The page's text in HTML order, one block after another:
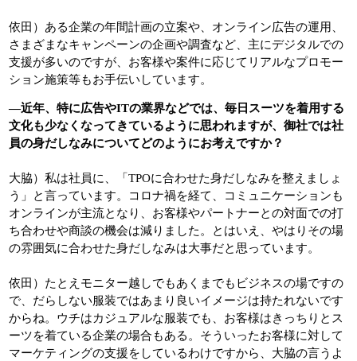
依田）ある企業の年間計画の立案や、オンライン広告の運用、
さまざまなキャンペーンの企画や調査など、主にデジタルでの
支援が多いのですが、お客様や案件に応じてリアルなプロモー
ション施策等もお手伝いしています。
―近年、特に広告やITの業界などでは、毎日スーツを着用する
文化も少なくなってきているように思われますが、御社では社
員の身だしなみについてどのようにお考えですか？
大脇）私は社員に、「TPOに合わせた身だしなみを整えましょ
う」と言っています。コロナ禍を経て、コミュニケーションも
オンラインが主流となり、お客様やパートナーとの対面での打
ち合わせや商談の機会は減りました。とはいえ、やはりその場
の雰囲気に合わせた身だしなみは大事だと思っています。
依田）たとえモニター越しでもあくまでもビジネスの場ですの
で、だらしない服装ではあまり良いイメージは持たれないです
からね。ウチはカジュアルな服装でも、お客様はきっちりとス
ーツを着ている企業の場合もある。そういったお客様に対して
マーケティングの支援をしているわけですから、大脇の言うよ